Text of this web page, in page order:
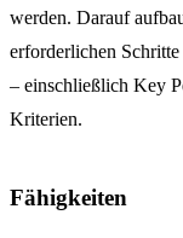
werden. Darauf
erforderlichen
– einschließlich Key
Kriterien.
Fähigkeiten